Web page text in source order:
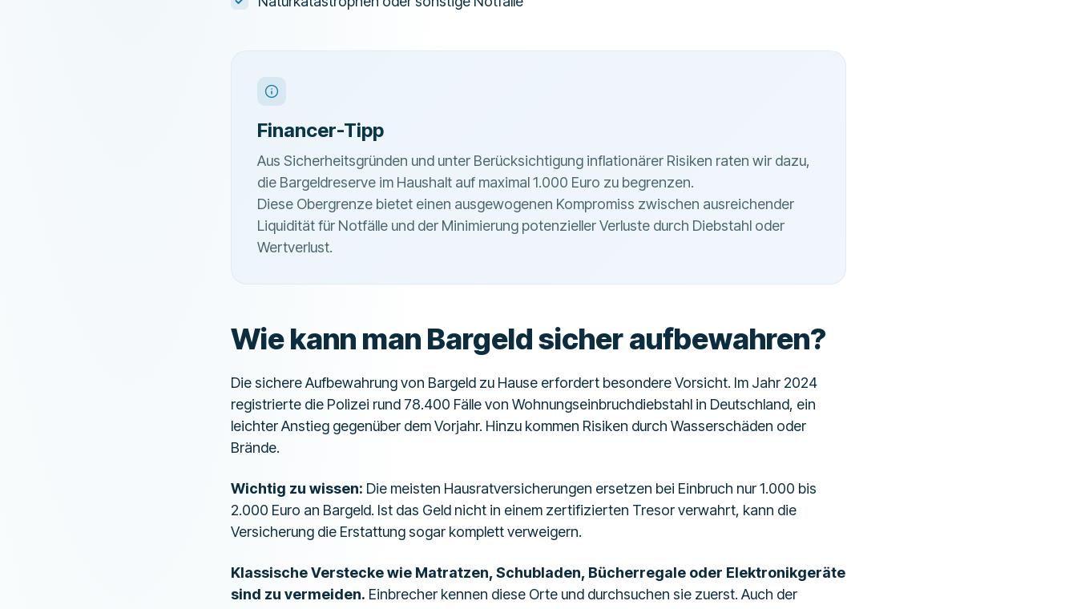
Financer-Tipp
Aus Sicherheitsgründen und unter Berücksichtigung inflationärer Risiken raten wir dazu,
die Bargeldreserve im Haushalt auf maximal 1.000 Euro zu begrenzen.
Diese Obergrenze bietet einen ausgewogenen Kompromiss zwischen ausreichender
Liquidität für Notfälle und der Minimierung potenzieller Verluste durch Diebstahl oder
Wertverlust.
Wie kann man Bargeld sicher aufbewahren?
Die sichere Aufbewahrung von Bargeld zu Hause erfordert besondere Vorsicht. Im Jahr 2024
registrierte die Polizei rund 78.400 Fälle von Wohnungseinbruchdiebstahl in Deutschland, ein
leichter Anstieg gegenüber dem Vorjahr. Hinzu kommen Risiken durch Wasserschäden oder
Brände.
Wichtig zu wissen: Die meisten Hausratversicherungen ersetzen bei Einbruch nur 1.000 bis
2.000 Euro an Bargeld. Ist das Geld nicht in einem zertifizierten Tresor verwahrt, kann die
Versicherung die Erstattung sogar komplett verweigern.
Klassische Verstecke wie Matratzen, Schubladen, Bücherregale oder Elektronikgeräte
sind zu vermeiden. Einbrecher kennen diese Orte und durchsuchen sie zuerst. Auch der